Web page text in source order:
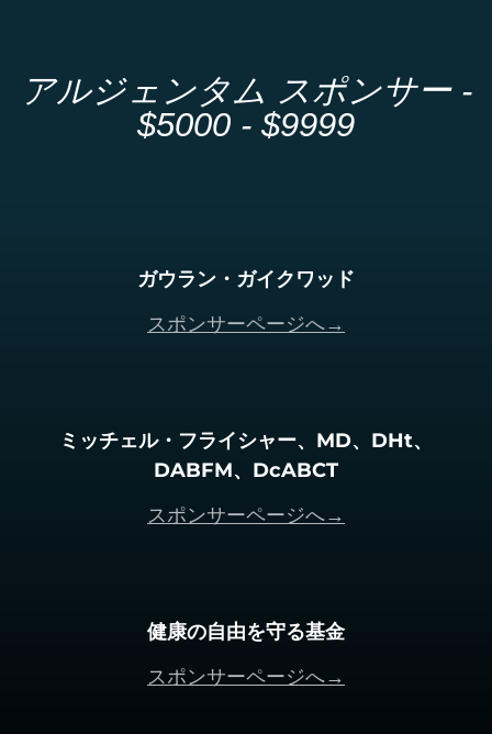
アルジェンタム スポンサー -
$5000 - $9999
ガウラン・ガイクワッド
スポンサーページへ→
ミッチェル・フライシャー、MD、DHt、
DABFM、DcABCT
スポンサーページへ→
健康の自由を守る基金
スポンサーページへ→